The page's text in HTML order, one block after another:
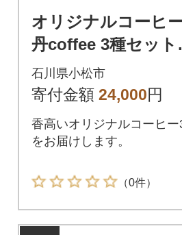
オリジナルコーヒ
丹coffee 3種セット
00g×3袋) 珈琲 三草二
木西圓寺
石川県小松市
寄付金額 24,000円
香高いオリジナルコーヒー
をお届けします。
（0件）